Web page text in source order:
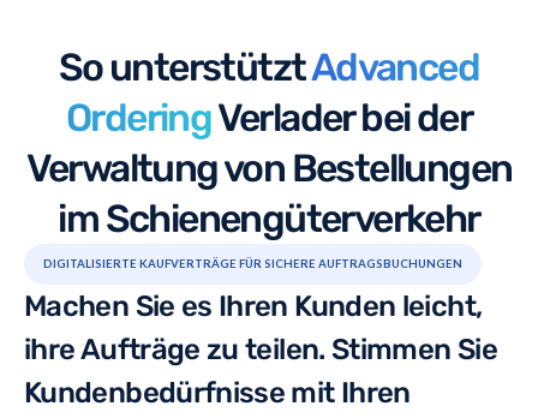
So unterstütztAdvanced
OrderingVerlader bei der
Verwaltung von Bestellungen
im Schienengüterverkehr
DIGITALISIERTE KAUFVERTRÄGE FÜR SICHERE AUFTRAGSBUCHUNGEN
Machen Sie es Ihren Kunden leicht,
ihre Aufträge zu teilen. Stimmen Sie
Kundenbedürfnisse mit Ihren